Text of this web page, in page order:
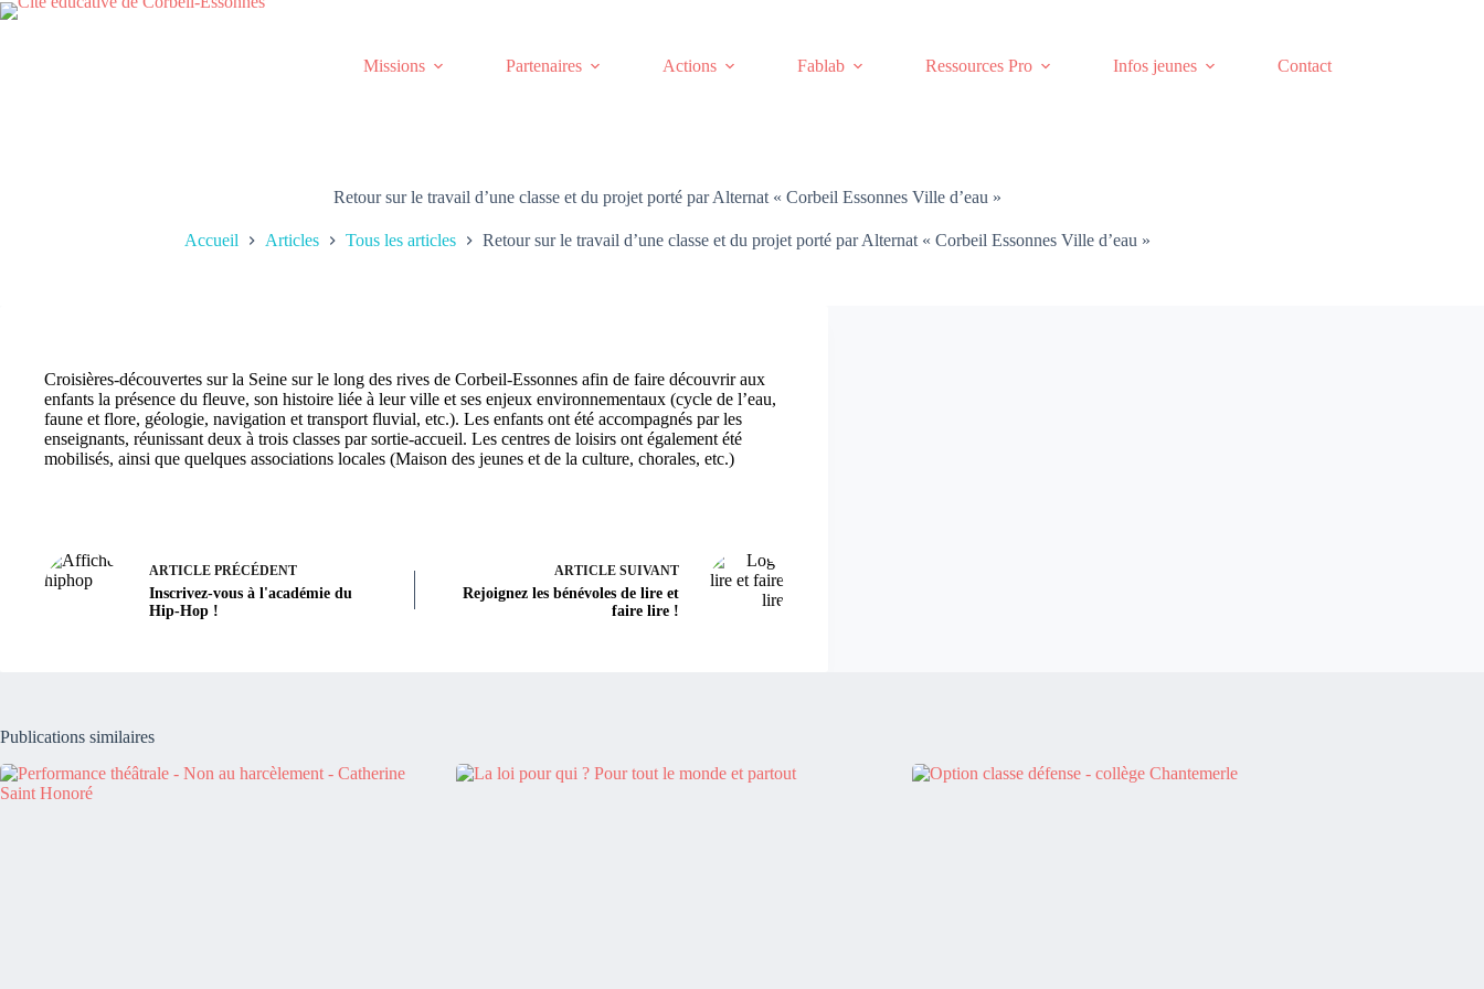
Passer
Missions
Partenaires Actions Fablab Ressources Pro Infos jeunes Contact
Retour sur le travail d’une classe et du projet porté par Alternat « Corbeil Essonnes Ville d’eau »
Accueil Articles Tous les articles Retour sur le travail d’une classe et du projet porté par Alternat « Corbeil Essonnes Ville d’eau »
Croisières-découvertes sur la Seine sur le long des rives de Corbeil-Essonnes afin de faire découvrir aux
enfants la présence du fleuve, son histoire liée à leur ville et ses enjeux environnementaux (cycle de l’eau,
faune et flore, géologie, navigation et transport fluvial, etc.). Les enfants ont été accompagnés par les
enseignants, réunissant deux à trois classes par sortie-accueil. Les centres de loisirs ont également été
mobilisés, ainsi que quelques associations locales (Maison des jeunes et de la culture, chorales, etc.)
ARTICLE PRÉCÉDENT
Inscrivez-vous à l'académie du
Hip-Hop !
ARTICLE SUIVANT
Rejoignez les bénévoles de lire et
faire lire !
Publications similaires